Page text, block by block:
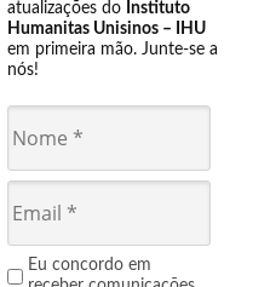
atualizações do Instituto
Humanitas Unisinos – IHU
em primeira mão. Junte-se a
nós!
Eu concordo em